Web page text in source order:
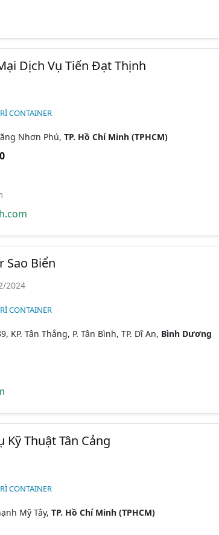
Dịch Vụ Tiến Đạt Thịnh
CONTAINER
Nhơn Phú, TP. Hồ Chí Minh (TPHCM)
Sao Biển
2024
CONTAINER
KP. Tân Thắng, P. Tân Bình, TP. Dĩ An, Bình Dương
Kỹ Thuật Tân Cảng
CONTAINER
Mỹ Tây, TP. Hồ Chí Minh (TPHCM)